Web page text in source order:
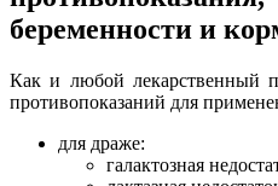
беременности и
Как и любой лекарственный
противопоказаний для
для драже:
галактозная